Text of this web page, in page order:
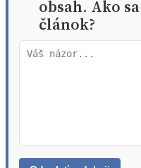
obsah. Ako
článok?